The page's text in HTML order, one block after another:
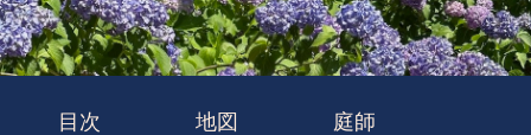
目次 地図 庭師